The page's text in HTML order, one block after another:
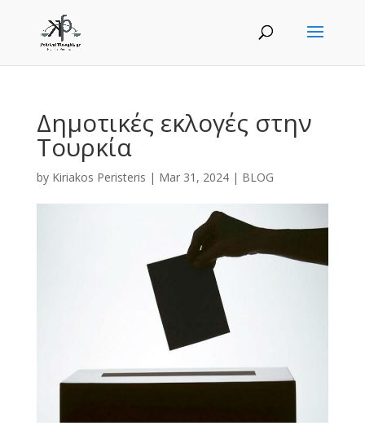
Δημοτικές εκλογές στην
Τουρκία
by Kiriakos Peristeris | Mar 31, 2024| BLOG